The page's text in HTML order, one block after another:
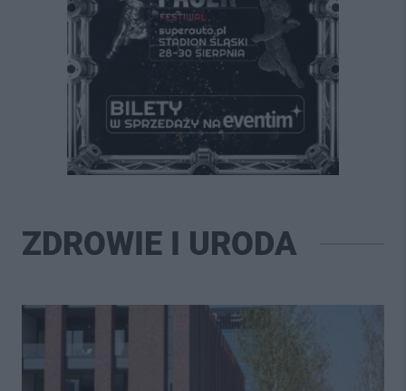
ZDROWIE I URODA